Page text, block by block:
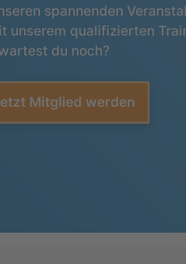
spannenden
unserem qualifizierten
du noch?
Mitglied werden